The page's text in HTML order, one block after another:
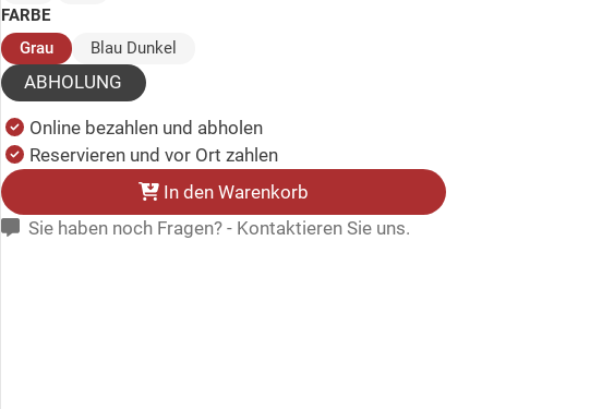
FARBE
Grau(ausgewählt)
Blau Dunkel
ABHOLUNG
Online bezahlen und abholen
Reservieren und vor Ort zahlen
In den Warenkorb
Sie haben noch Fragen? - Kontaktieren Sie uns.